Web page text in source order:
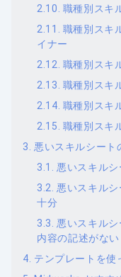
職種別スキ
職種別スキ
イナー
職種別スキ
職種別スキ
職種別スキ
職種別スキ
悪いスキルシート
悪いスキル
悪いスキル
十分
悪いスキル
内容の記述がない
テンプレートを使